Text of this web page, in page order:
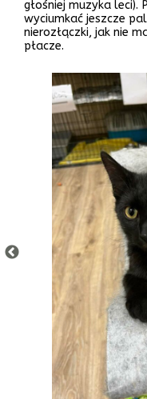
głośniej muzyka leci).
wyciumkać jeszcze
nierozłączki, jak nie
płacze.